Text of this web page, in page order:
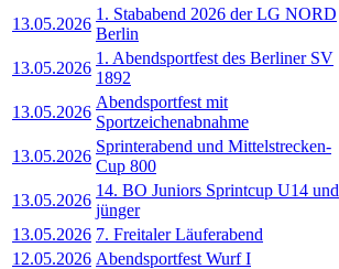
13.05.2026
1. Stababend 2026 der LG NORD
Berlin
13.05.2026
1. Abendsportfest des Berliner SV
1892
13.05.2026
Abendsportfest mit
Sportzeichenabnahme
13.05.2026
Sprinterabend und Mittelstrecken-
Cup 800
13.05.2026
14. BO Juniors Sprintcup U14 und
jünger
13.05.2026 7. Freitaler Läuferabend
12.05.2026 Abendsportfest Wurf I